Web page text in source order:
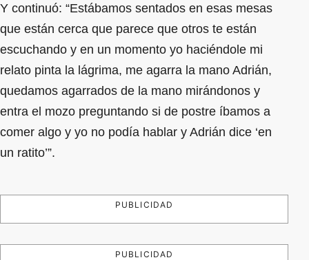
Y continuó: “Estábamos sentados en esas mesas
que están cerca que parece que otros te están
escuchando y en un momento yo haciéndole mi
relato pinta la lágrima, me agarra la mano Adrián,
quedamos agarrados de la mano mirándonos y
entra el mozo preguntando si de postre íbamos a
comer algo y yo no podía hablar y Adrián dice ‘en
un ratito’”.
PUBLICIDAD
PUBLICIDAD